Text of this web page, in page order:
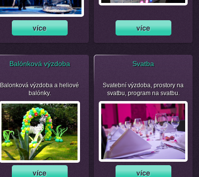
Balónková výzdoba
Balonková výzdoba a heliové
balónky.
Svatba
Svatební výzdoba, prostory na
svatbu, program na svatbu.